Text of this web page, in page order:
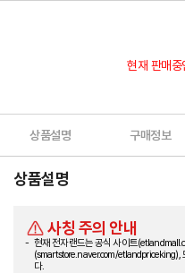
현재 판매중
상품설명 구매정보
상품설명
사칭 주의 안내
현재 전자랜드는 공식 사이트
(smartstore.naver.com/etlandpriceking),
다.